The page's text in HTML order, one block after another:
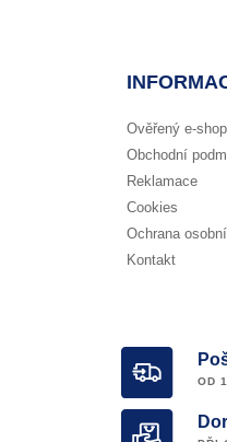
Ověřený e-shop
Obchodní
Reklamace
Cookies
Ochrana
Kontakt
OD